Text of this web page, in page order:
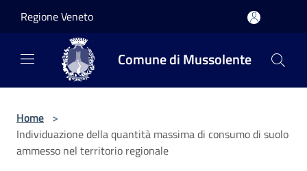
Regione Veneto
Comune di Mussolente
Home >
Individuazione della quantità massima di consumo di suolo
ammesso nel territorio regionale